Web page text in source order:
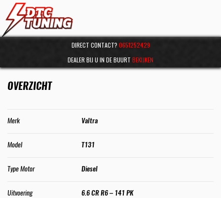
DIRECT CONTACT? 0651252429
DEALER BIJ U IN DE BUURT BEKIJKEN
OVERZICHT
Merk Valtra
Model T131
Type Motor Diesel
Uitvoering 6.6 CR R6 – 141 PK